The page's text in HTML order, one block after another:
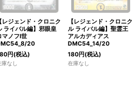
【レジェンド・クロニク
ライバル編】邪眼皇
マノフI世
20
円(税込)
庫なし
【レジェンド・クロニク
ル ライバル編】聖霊王
アルカディアス
DMC54_14/20
180円(税込)
在庫なし